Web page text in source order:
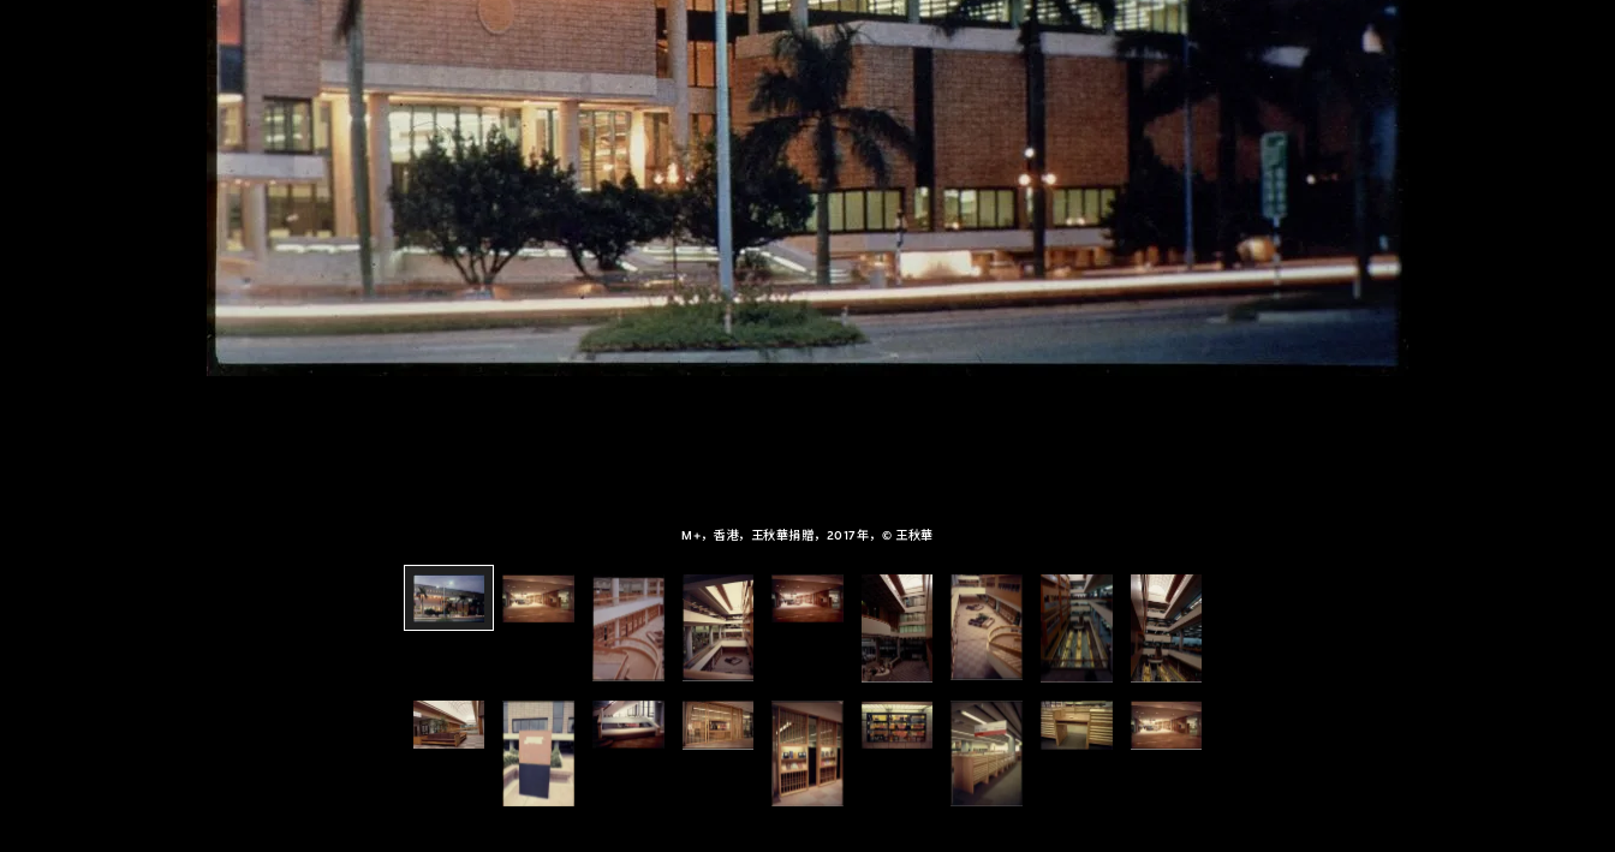
M+，香港，王秋華捐贈，2017年，© 王秋華